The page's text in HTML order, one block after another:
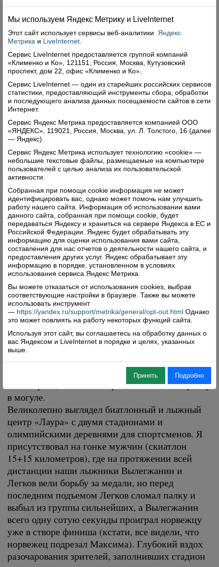
к общей массе болельщиков-россиян на аренах
Олимпиады непременно в красивой спортивной
форме.
Прибрежный кластер — это ледовые баталии
хоккеисток и хоккеистов, скоростной бег на
коньках, шорт-трек, керлинг, фигурное катание,
открытие и закрытие Олимпиады. Не менее
зрелищные соревнования по различным видам
спорта проходили в горном кластере.
В первую очередь это —прыжки с трамплина.
Специальные сооружения в горах,
расположенные на высоте 1000 и более метров
над уровнем моря, привлекали на трибуны
массу болельщиков. В Западной Европе этот
вид спорта — один из самых популярных. И на
самом деле, когда смотришь, как лыжники
летят-парят в воздухе, пролетая при этом
больше 100 метров (длина футбольного поля),
зрелище поневоле завораживает. Канатные
дороги с комфортными кабинами легко
переносили болельщиков от одного объекта к
другому.
В Экстрим-парке проводились соревнования,
названия которых ничего не скажут
непосвященному человеку, слоупстайл,
например. Количество комплектов наград,
разыгрывавшихся на Олимпиаде, было здесь,
пожалуй, больше, чем в других дисциплинах.
Причем российские олимпийцы не оказались в
них просто статистами. Мне удалось
посмотреть, как наш спортсмен завоевал бронзу
в могуле.
Великолепно выглядел биатлонный и лыжный
центр «Лаура» с двумя стадионами и
олимпийскими деревнями для спортсменов. Я
присутствовал на гонке мужчин (скиатлон
15+15 километров), где на протяжении всей
дистанции наши лыжники Вылегжанин и
Легков вели борьбу за медали, но перед
последним подъемом Легков сломал палку и
выбыл из группы сильнейших, а Вылегжанин
всего одну сотую секунды проиграл норвежцу
уже в створе финиша (кстати, все видели, что
норвежец подрезал Максима). Глубокий вздох
разочарования зрителей, заполнивших стадион
Мы используем Яндекс Метрику и Livelnternet
Этот сайт использует сервисы веб-аналитики
Яндекс
Метрика и LiveInternet
Сервис LiveInternet предоставляется группой компаний
«Клименко и Ко», 121151, Россия, Москва, Кутузовский
проспект, дом 22, офис «Клименко и Ко».
Сервис LiveInternet — один из старейших российских сервисов
статистики, предоставляющий инструменты сбора, обработки
и последующего анализа данных посещаемости сайтов в сети
Интернет.
Сервис Яндекс Метрика предоставляется компанией ООО
«ЯНДЕКС», 119021, Россия, Москва, ул. Л. Толстого, 16 (далее
— Яндекс).
Сервис Яндекс Метрика использует технологию «cookie» —
небольшие текстовые файлы, размещаемые на компьютере
пользователей с целью анализа их пользовательской
активности.
Собранная при помощи cookie информация не может
идентифицировать вас, однако может помочь нам улучшить
работу нашего сайта. Информация об использовании вами
данного сайта, собранная при помощи cookie, будет
передаваться Яндексу и храниться на сервере Яндекса в ЕС и
Российской Федерации. Яндекс будет обрабатывать эту
информацию для оценки использования вами сайта,
составления для нас отчетов о деятельности нашего сайта, и
предоставления других услуг. Яндекс обрабатывает эту
информацию в порядке, установленном в условиях
использования сервиса Яндекс Метрика.
Вы можете отказаться от использования cookies, выбрав
соответствующие настройки в браузере. Также вы можете
использовать инструмент
— https://yandex.ru/support/metrika/general/opt-out.html Однако
это может повлиять на работу некоторых функций сайта.
Используя этот сайт, вы соглашаетесь на обработку данных о
вас Яндексом и LiveInternet в порядке и целях, указанных
выше.
Принять Подробно